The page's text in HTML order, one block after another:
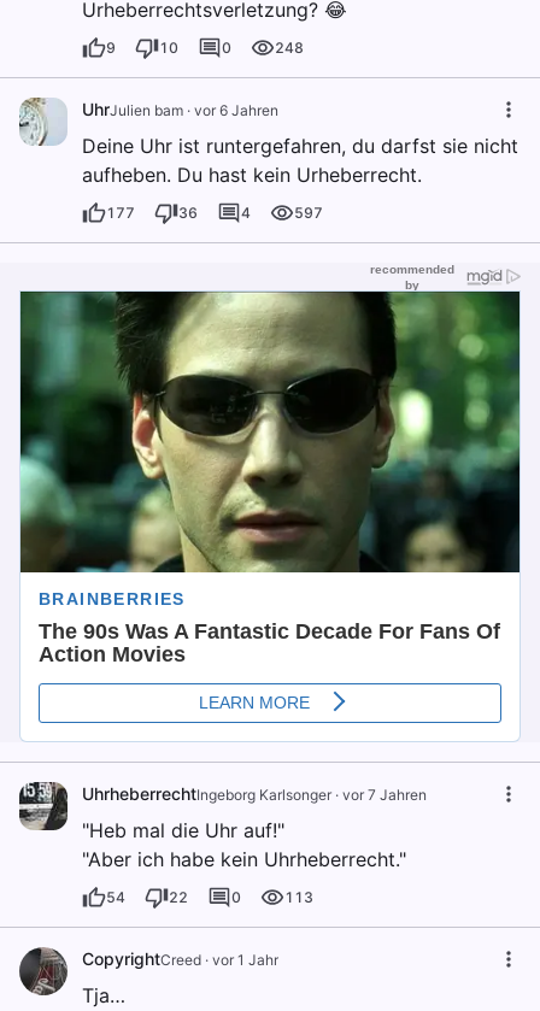
Urheberrechtsverletzung? 😂
9 10 0 248
UhrJulien bam · vor 6 Jahren
Deine Uhr ist runtergefahren, du darfst sie nicht
aufheben. Du hast kein Urheberrecht.
177 36 4 597
UhrheberrechtIngeborg Karlsonger · vor 7 Jahren
"Heb mal die Uhr auf!"
"Aber ich habe kein Uhrheberrecht."
54 22 0 113
CopyrightCreed · vor 1 Jahr
Tja…